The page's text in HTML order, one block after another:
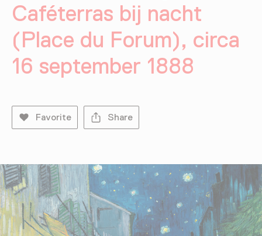
Caféterras bij nacht
(Place du Forum), circa
16 september 1888
Favorite Share